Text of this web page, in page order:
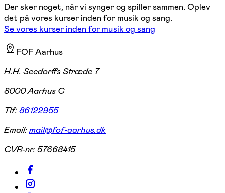
Der sker noget, når vi synger og spiller sammen. Oplev
det på vores kurser inden for musik og sang.
Se vores kurser inden for musik og sang
FOF Aarhus
H.H. Seedorffs Stræde 7
8000 Aarhus C
Tlf:86122955
Email:mail@fof-aarhus.dk
CVR-nr:57668415